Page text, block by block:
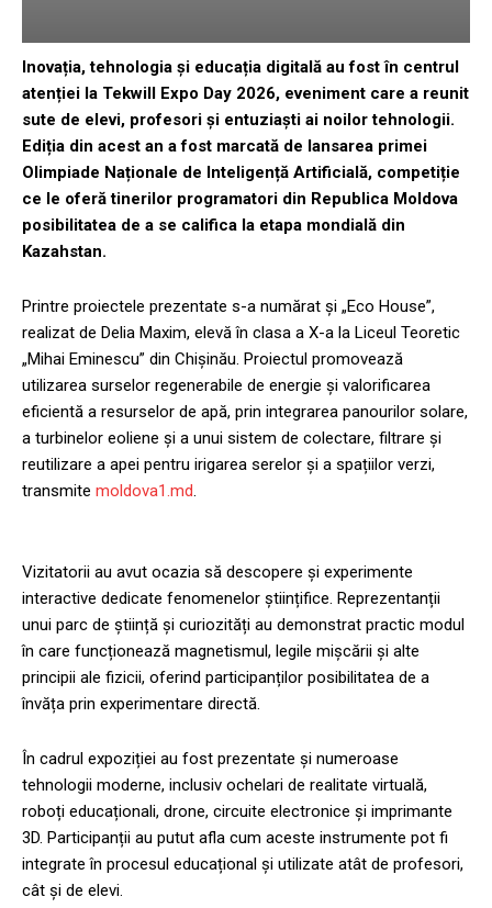
Inovația, tehnologia și educația digitală au fost în centrul
atenției la Tekwill Expo Day 2026, eveniment care a reunit
sute de elevi, profesori și entuziaști ai noilor tehnologii.
Ediția din acest an a fost marcată de lansarea primei
Olimpiade Naționale de Inteligență Artificială, competiție
ce le oferă tinerilor programatori din Republica Moldova
posibilitatea de a se califica la etapa mondială din
Kazahstan.
Printre proiectele prezentate s-a numărat și „Eco House”,
realizat de Delia Maxim, elevă în clasa a X-a la Liceul Teoretic
„Mihai Eminescu” din Chișinău. Proiectul promovează
utilizarea surselor regenerabile de energie și valorificarea
eficientă a resurselor de apă, prin integrarea panourilor solare,
a turbinelor eoliene și a unui sistem de colectare, filtrare și
reutilizare a apei pentru irigarea serelor și a spațiilor verzi,
transmite moldova1.md.
Vizitatorii au avut ocazia să descopere și experimente
interactive dedicate fenomenelor științifice. Reprezentanții
unui parc de știință și curiozități au demonstrat practic modul
în care funcționează magnetismul, legile mișcării și alte
principii ale fizicii, oferind participanților posibilitatea de a
învăța prin experimentare directă.
În cadrul expoziției au fost prezentate și numeroase
tehnologii moderne, inclusiv ochelari de realitate virtuală,
roboți educaționali, drone, circuite electronice și imprimante
3D. Participanții au putut afla cum aceste instrumente pot fi
integrate în procesul educațional și utilizate atât de profesori,
cât și de elevi.